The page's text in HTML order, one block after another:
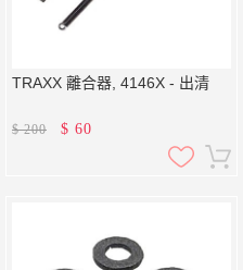
TRAXX 離合器, 4146X - 出清
$200 $ 60